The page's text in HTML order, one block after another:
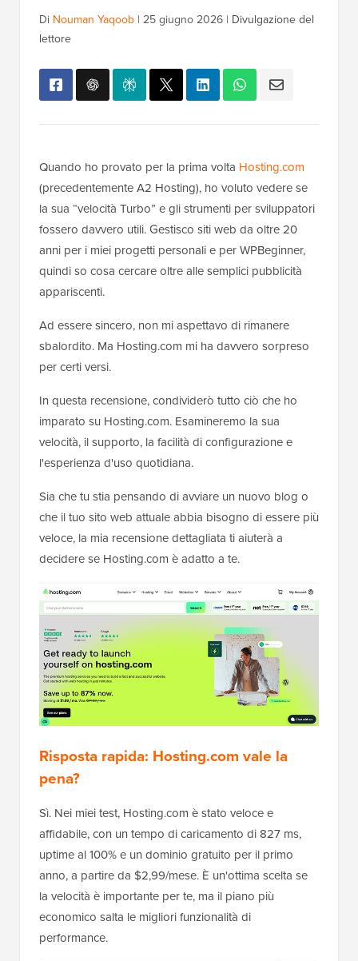
Di Nouman Yaqoob | 25 giugno 2026 | Divulgazione del
lettore
Quando ho provato per la prima volta Hosting.com
(precedentemente A2 Hosting), ho voluto vedere se
la sua “velocità Turbo” e gli strumenti per sviluppatori
fossero davvero utili. Gestisco siti web da oltre 20
anni per i miei progetti personali e per WPBeginner,
quindi so cosa cercare oltre alle semplici pubblicità
appariscenti.
Ad essere sincero, non mi aspettavo di rimanere
sbalordito. Ma Hosting.com mi ha davvero sorpreso
per certi versi.
In questa recensione, condividerò tutto ciò che ho
imparato su Hosting.com. Esamineremo la sua
velocità, il supporto, la facilità di configurazione e
l'esperienza d'uso quotidiana.
Sia che tu stia pensando di avviare un nuovo blog o
che il tuo sito web attuale abbia bisogno di essere più
veloce, la mia recensione dettagliata ti aiuterà a
decidere se Hosting.com è adatto a te.
Risposta rapida: Hosting.com vale la
pena?
Sì. Nei miei test, Hosting.com è stato veloce e
affidabile, con un tempo di caricamento di 827 ms,
uptime al 100% e un dominio gratuito per il primo
anno, a partire da $2,99/mese. È un'ottima scelta se
la velocità è importante per te, ma il piano più
economico salta le migliori funzionalità di
performance.